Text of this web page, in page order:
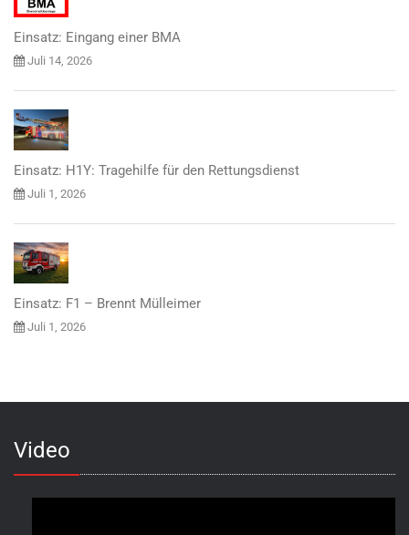
Einsatz: Eingang einer BMA
Juli 14, 2026
Einsatz: H1Y: Tragehilfe für den Rettungsdienst
Juli 1, 2026
Einsatz: F1 – Brennt Mülleimer
Juli 1, 2026
Video